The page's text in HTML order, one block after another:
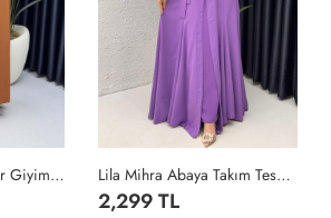
Canan Elbise Tesettür Giyim Kiremit Lila Mihra Abaya Takım Tesettür Giyim Lila
2,299 TL